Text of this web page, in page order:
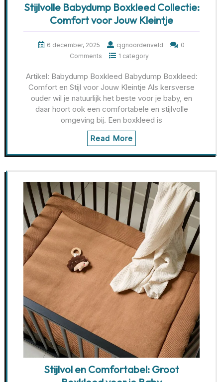
Stijlvolle Babydump Boxkleed Collectie:
Comfort voor Jouw Kleintje
6 december, 2025 cjgnoordenveld
0
Comments
1 category
Artikel: Babydump Boxkleed Babydump Boxkleed:
Comfort en Stijl voor Jouw Kleintje Als kersverse
ouder wil je natuurlijk het beste voor je baby, en
daar hoort ook een comfortabele en stijlvolle
omgeving bij. Een boxkleed is
Read More
Stijlvol en Comfortabel: Groot